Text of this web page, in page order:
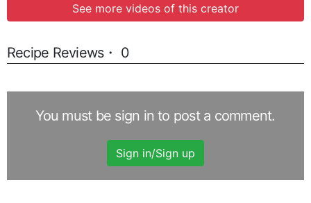
See more videos of this creator
Recipe Reviews・ 0
You must be sign in to post a comment.
Sign in/Sign up